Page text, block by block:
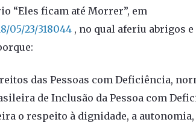
“Eles ficam até Morrer”, em
05/23/318044 , no qual aferiu abrigos
das Pessoas com Deficiência,
de Inclusão da Pessoa com
o respeito à dignidade, a